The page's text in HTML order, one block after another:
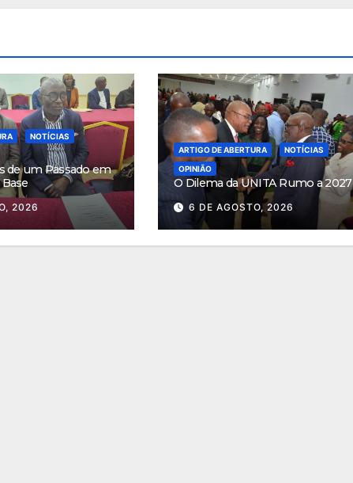
NOTÍCIAS
de um Passado em
2026
ARTIGO DE ABERTURA
NOTÍCIAS
OPINIÃO
O Dilema da UNITA Rumo a 2027
6 DE AGOSTO, 2026